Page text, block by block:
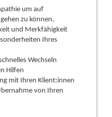
um auf
zu können,
und Merkfähigkeit
Ihres
Wechseln
Hilfen
mit Ihren Klient:innen
von Ihren